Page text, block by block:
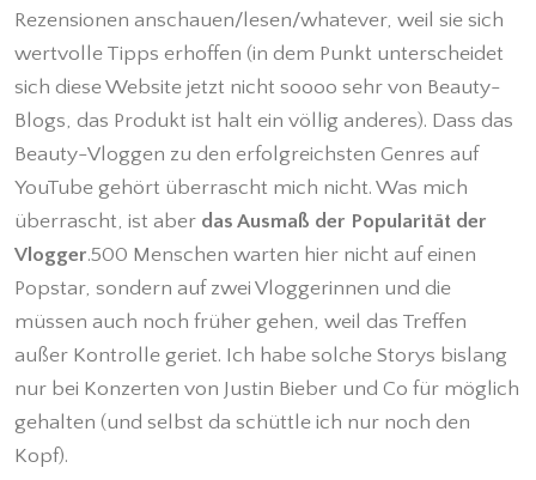
Rezensionen anschauen/lesen/whatever, weil sie sich
wertvolle Tipps erhoffen (in dem Punkt unterscheidet
sich diese Website jetzt nicht soooo sehr von Beauty-
Blogs, das Produkt ist halt ein völlig anderes). Dass das
Beauty-Vloggen zu den erfolgreichsten Genres auf
YouTube gehört überrascht mich nicht. Was mich
überrascht, ist aber das Ausmaß der Popularität der
Vlogger.500 Menschen warten hier nicht auf einen
Popstar, sondern auf zwei Vloggerinnen und die
müssen auch noch früher gehen, weil das Treffen
außer Kontrolle geriet. Ich habe solche Storys bislang
nur bei Konzerten von Justin Bieber und Co für möglich
gehalten (und selbst da schüttle ich nur noch den
Kopf).